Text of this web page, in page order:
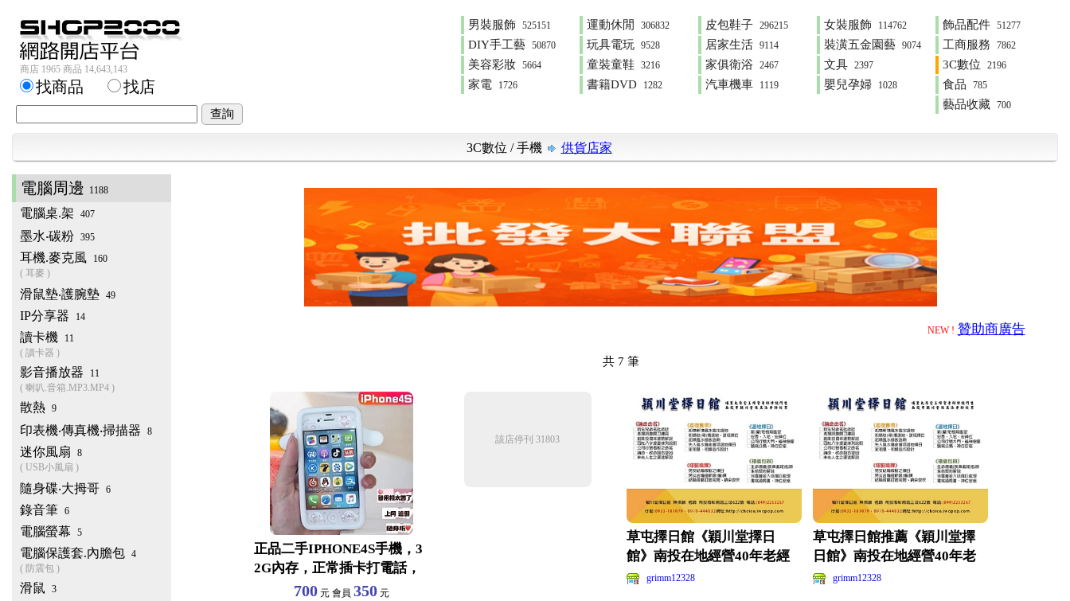
商店 1965 商品 14,643,143
男裝服飾 525151 運動休閒 306832 皮包鞋子 296215 女裝服飾 114762 飾品配件 51277
DIY手工藝 50870 玩具電玩 9528 居家生活 9114 裝潢五金園藝 9074 工商服務 7862
美容彩妝 5664 童裝童鞋 3216 家俱衛浴 2467 文具 2397 3C數位 2196
家電 1726 書籍DVD 1282 汽車機車 1119 嬰兒孕婦 1028 食品 785
藝品收藏 700
找商品 找店
3C數位 /手機 供貨店家
電腦周邊 1188
電腦桌.架 407
墨水‧碳粉 395
耳機.麥克風
160
( 耳麥 )
滑鼠墊‧護腕墊 49
IP分享器 14
讀卡機
11
( 讀卡器 )
影音播放器
11
( 喇叭.音箱.MP3.MP4 )
散熱 9
印表機‧傳真機‧掃描器 8
迷你風扇
8
( USB小風扇 )
隨身碟‧大拇哥 6
錄音筆 6
電腦螢幕 5
電腦保護套.內膽包 4
( 防震包 )
滑鼠 3
NEW ! 贊助商廣告
共7 筆
正品二手IPHONE4S手機，3
2G內存，正常插卡打電話，
登蘋果ID下
700元 會員 350元
該店停刊 31803
草屯擇日館《穎川堂擇日
館》南投在地經營40年老經
驗-陳棋麟老師(延續傳
grimm12328
草屯擇日館推薦《穎川堂擇
日館》南投在地經營40年老
經驗-陳棋麟老師(延
grimm12328